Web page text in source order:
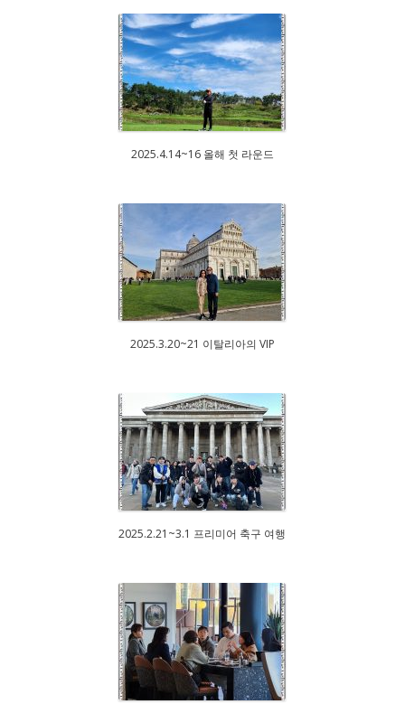
2025.4.14~16 올해 첫 라운드
2025.3.20~21 이탈리아의 VIP
2025.2.21~3.1 프리미어 축구 여행